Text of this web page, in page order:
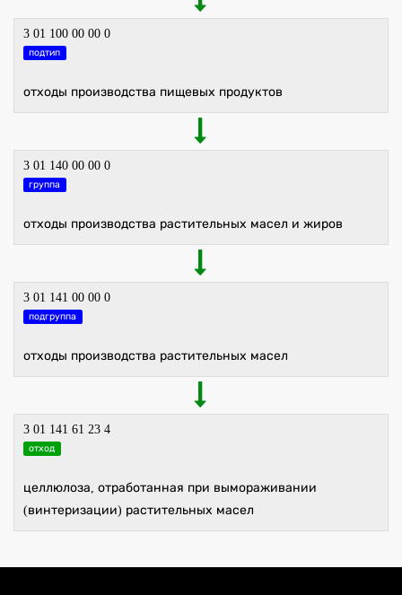
3 01 100 00 00 0
подтип
отходы производства пищевых продуктов
3 01 140 00 00 0
группа
отходы производства растительных масел и жиров
3 01 141 00 00 0
подгруппа
отходы производства растительных масел
3 01 141 61 23 4
отход
целлюлоза, отработанная при вымораживании
(винтеризации) растительных масел